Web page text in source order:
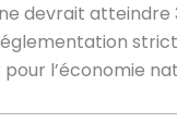
devrait atteindre
l’économie